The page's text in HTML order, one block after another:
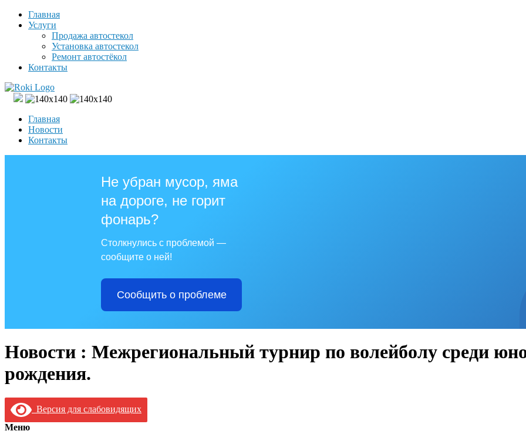
Главная
Услуги
Продажа автостекол
Установка автостекол
Ремонт автостёкол
Контакты
Главная
Новости
Контакты
Не убран мусор, яма
на дороге, не горит
фонарь?
Столкнулись с проблемой —
сообщите о ней!
Сообщить о проблеме
Новости : Межрегиональный турнир по волейболу среди
рождения.
Версия для слабовидящих
Меню